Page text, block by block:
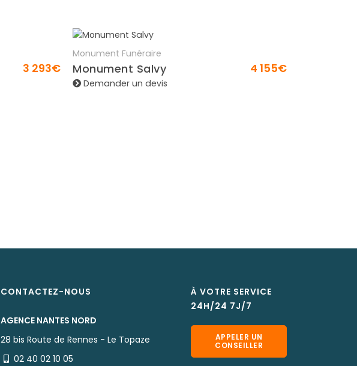
3 293€
En savoir plus
Monument Funéraire
Monument Salvy
Demander un devis
4 155€
CONTACTEZ-NOUS
AGENCE NANTES NORD
28 bis Route de Rennes - Le Topaze
02 40 02 10 05
À VOTRE SERVICE
24H/24 7J/7
APPELER UN
CONSEILLER